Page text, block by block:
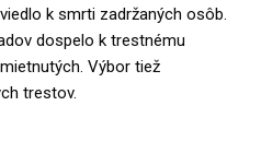
k smrti zadržaných osôb.
dospelo k trestnému
Výbor tiež
trestov.